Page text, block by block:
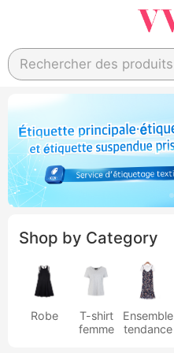
Rechercher des produits
Shop by Category
Robe
T-shirt
femme
Ensemble
tendance